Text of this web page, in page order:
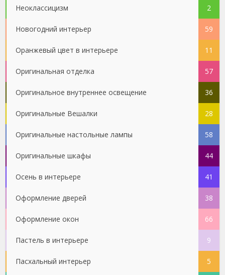
Неоклассицизм 2
Новогодний интерьер 59
Оранжевый цвет в интерьере 11
Оригинальная отделка 57
Оригинальное внутреннее освещение 36
Оригинальные Вешалки 28
Оригинальные настольные лампы 58
Оригинальные шкафы 44
Осень в интерьере 41
Оформление дверей 38
Оформление окон 66
Пастель в интерьере 9
Пасхальный интерьер 5